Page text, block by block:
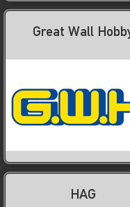
Great Wall
HAG